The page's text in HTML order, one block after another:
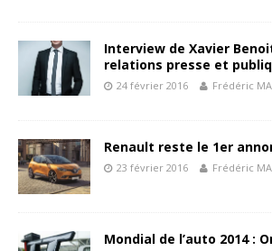
Interview de Xavier
relations presse et
24 février 2016 Frédéric
Renault reste le 1er
23 février 2016 Frédéric
Mondial de l’auto 2014 :